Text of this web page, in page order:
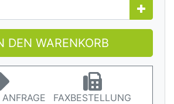
DEN WARENKORB
FAXBESTELLUNG